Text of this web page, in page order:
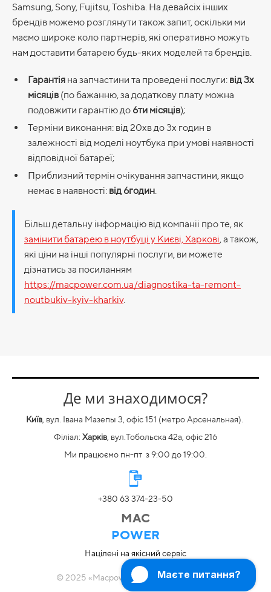
Samsung, Sony, Fujitsu, Toshiba. На девайсіх інших
брендів можемо розглянути також запит, оскільки ми
маємо широке коло партнерів, які оперативно можуть
нам доставити батарею будь-яких моделей та брендів.
Гарантія на запчастини та проведені послуги: від 3х
місяців (по бажанню, за додаткову плату можна
подовжити гарантію до 6ти місяців);
Терміни виконання: від 20хв до 3х годин в
залежності від моделі ноутбука при умові наявності
відповідної батареї;
Приблизний термін очікування запчастини, якщо
немає в наявності: від 6годин
Більш детальну інформацію від компаніі про те, як
замінити батарею в ноутбуці у Києві, Харкові, а також,
які ціни на інші популярні послуги, ви можете
дізнатись за посиланням
https://macpower.com.ua/diagnostika-ta-remont-
noutbukiv-kyiv-kharkiv.
Де ми знаходимося?
Київ , вул. Івана Мазепы 3, офіс 151 (метро Арсенальная).
Філіал: Харків , вул.Тобольска 42а, офіс 216
Ми працюємо пн-пт з9:00 до 19:00.
+380 63 374-23-50
MAC
POWER
Націлені на якісний сервіс
© 2025 «Macpower». Всі права захищені.